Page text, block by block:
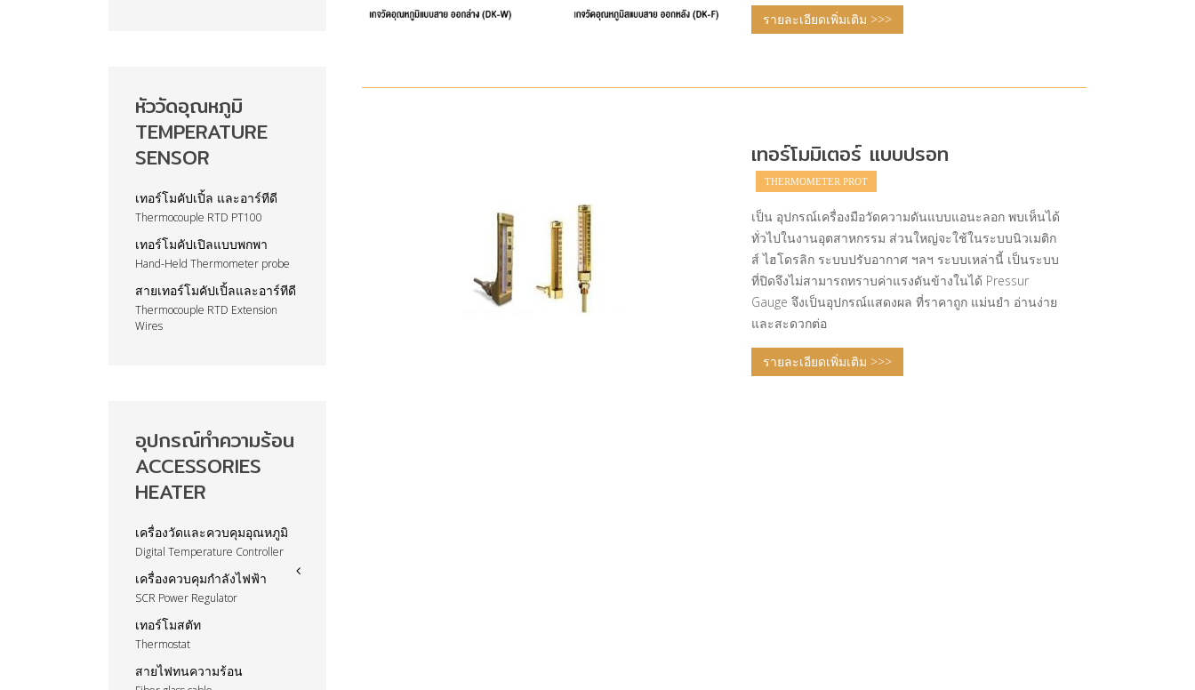
รายละเอียดเพิ่มเติม >>>
เทอร์โมมิเตอร์ แบบปรอท
THERMOMETER PROT
เป็น อุปกรณ์เครื่องมือวัดความดันแบบแอนะลอก พบเห็นได้
ทั่วไปในงานอุตสาหกรรม ส่วนใหญ่จะใช้ในระบบนิวเมติก
ส์ ไฮโดรลิก ระบบปรับอากาศ ฯลฯ ระบบเหล่านี้ เป็นระบบ
ที่ปิดจึงไม่สามารถทราบค่าแรงดันข้างในได้ Pressur
Gauge จึงเป็นอุปกรณ์แสดงผล ที่ราคาถูก แม่นยำ อ่านง่าย
และสะดวกต่อ
รายละเอียดเพิ่มเติม >>>
หัววัดอุณหภูมิ
TEMPERATURE
SENSOR
เทอร์โมคัปเปิ้ล และอาร์ทีดี
Thermocouple RTD PT100
เทอร์โมคัปเปิลแบบพกพา
Hand-Held Thermometer probe
สายเทอร์โมคัปเปิ้ลและอาร์ทีดี
Thermocouple RTD Extension
Wires
อุปกรณ์ทำความร้อน
ACCESSORIES
HEATER
เครื่องวัดและควบคุมอุณหภูมิ
Digital Temperature Controller
เครื่องควบคุมกำลังไฟฟ้า
SCR Power Regulator
เทอร์โมสตัท
Thermostat
สายไฟทนความร้อน